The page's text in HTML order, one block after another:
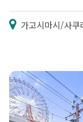
가고시마시/사쿠